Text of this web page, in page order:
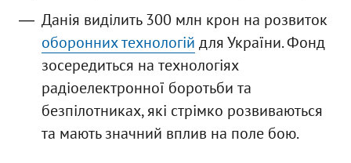
Данія виділить 300 млн крон на розвиток
оборонних технологій для України. Фонд
зосередиться на технологіях
радіоелектронної боротьби та
безпілотниках, які стрімко розвиваються
та мають значний вплив на поле бою.